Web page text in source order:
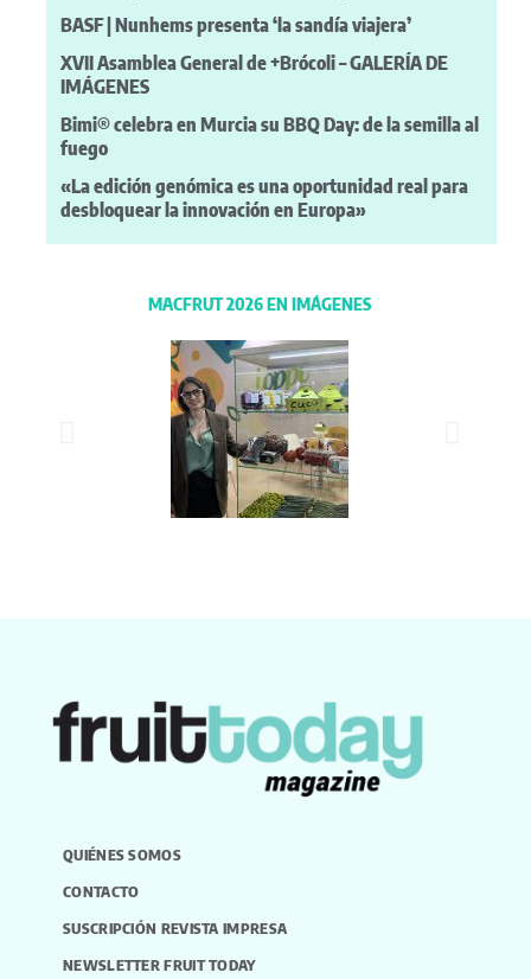
BASF | Nunhems presenta ‘la sandía viajera’
XVII Asamblea General de +Brócoli – GALERÍA DE
IMÁGENES
Bimi® celebra en Murcia su BBQ Day: de la semilla al
fuego
«La edición genómica es una oportunidad real para
desbloquear la innovación en Europa»
MACFRUT 2026 EN IMÁGENES
QUIÉNES SOMOS
CONTACTO
SUSCRIPCIÓN REVISTA IMPRESA
NEWSLETTER FRUIT TODAY